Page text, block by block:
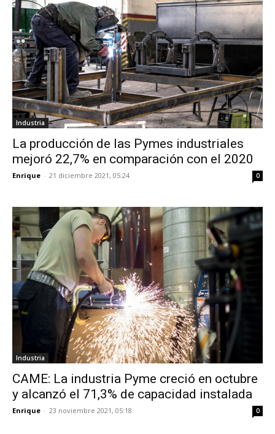
Industria
La producción de las Pymes industriales
mejoró 22,7% en comparación con el 2020
Enrique - 21 diciembre 2021, 05:24 0
Industria
CAME: La industria Pyme creció en octubre
y alcanzó el 71,3% de capacidad instalada
Enrique - 23 noviembre 2021, 05:18 0